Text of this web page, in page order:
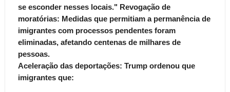
se esconder nesses locais." Revogação de
moratórias: Medidas que permitiam a permanência de
imigrantes com processos pendentes foram
eliminadas, afetando centenas de milhares de
pessoas.
Aceleração das deportações: Trump ordenou que
imigrantes que: